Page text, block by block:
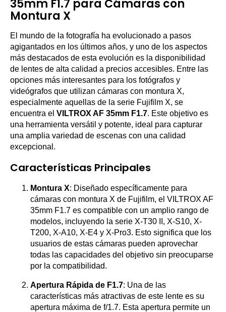
35mm F1.7 para Cámaras con
Montura X
El mundo de la fotografía ha evolucionado a pasos
agigantados en los últimos años, y uno de los aspectos
más destacados de esta evolución es la disponibilidad
de lentes de alta calidad a precios accesibles. Entre las
opciones más interesantes para los fotógrafos y
videógrafos que utilizan cámaras con montura X,
especialmente aquellas de la serie Fujifilm X, se
encuentra el VILTROX AF 35mm F1.7. Este objetivo es
una herramienta versátil y potente, ideal para capturar
una amplia variedad de escenas con una calidad
excepcional.
Características Principales
Montura X: Diseñado específicamente para
cámaras con montura X de Fujifilm, el VILTROX AF
35mm F1.7 es compatible con un amplio rango de
modelos, incluyendo la serie X-T30 II, X-S10, X-
T200, X-A10, X-E4 y X-Pro3. Esto significa que los
usuarios de estas cámaras pueden aprovechar
todas las capacidades del objetivo sin preocuparse
por la compatibilidad.
Apertura Rápida de F1.7: Una de las
características más atractivas de este lente es su
apertura máxima de f/1.7. Esta apertura permite un